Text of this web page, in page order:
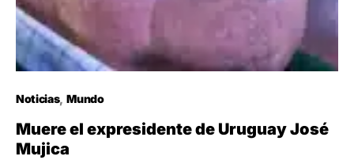
Noticias Mundo
Muere el expresidente de Uruguay José
Mujica